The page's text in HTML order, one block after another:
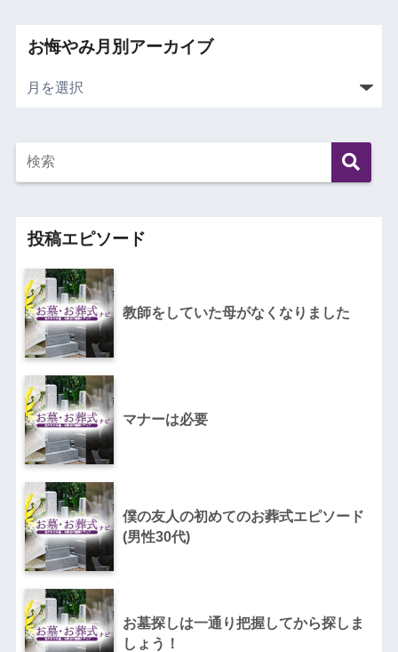
お悔やみ月別アーカイブ
投稿エピソード
教師をしていた母がなくなりました
マナーは必要
僕の友人の初めてのお葬式エピソード
(男性30代)
お墓探しは一通り把握してから探しま
しょう！